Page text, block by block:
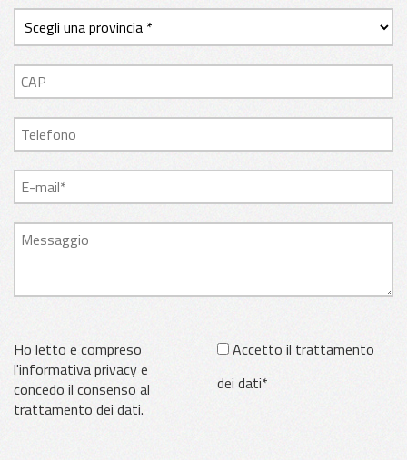
Ho letto e compreso
l'informativa privacy e
concedo il consenso al
trattamento dei dati.
Accetto il trattamento
dei dati*